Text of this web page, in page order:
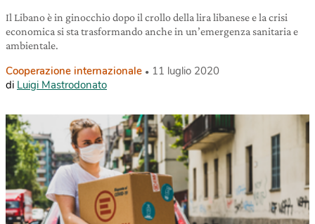
Il Libano è in ginocchio dopo il crollo della lira libanese e la crisi
economica si sta trasformando anche in un’emergenza sanitaria e
ambientale.
Cooperazione internazionale
11 luglio 2020
di Luigi Mastrodonato